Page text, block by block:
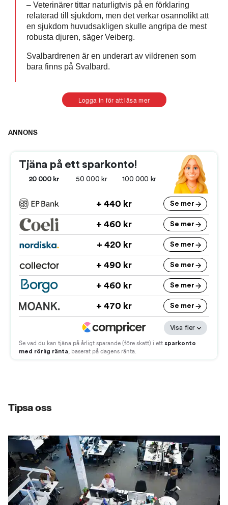
– Veterinärer tittar naturligtvis på en förklaring
relaterad till sjukdom, men det verkar osannolikt att
en sjukdom huvudsakligen skulle angripa de mest
robusta djuren, säger Veiberg.
Svalbardrenen är en underart av vildrenen som
bara finns på Svalbard.
Logga in för att läsa mer
ANNONS
Tipsa oss